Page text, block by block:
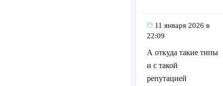
11 января 2026 в
22:09
А откуда такие типы
и с такой
репутацией